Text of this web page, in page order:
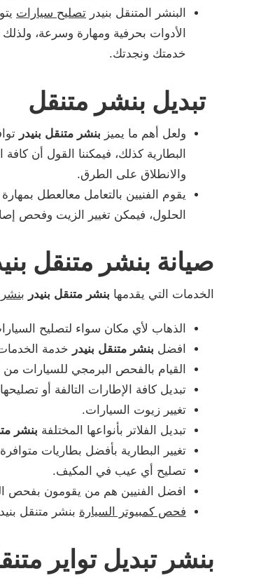
البنشر المتنقل بنيدر تصليح سيارات
الأدوات بحرفية ومهارة وسرعة،
خدمتك ونجدتك.
تبديل بنشر متنقل
ولعل أهم ما يميز بنشر متنقل بنيدر
البطارية كذلك، فيمكننا القول أن
والانطلاق على الطرق.
يقوم الفنيين بالتعامل معالعطل
الحلول، فيمكن تغيير الزيت وفحص
صيانة بنشر متنقل
الخدمات التي يقدمها بنشر متنقل بنيدر
الذهاب لأي مكان سواء لتصليح
افضل بنشر متنقل بنيدر خدمة
القيام بالفحص البرمجي للسيارات
تبديل كافة الإطارات التالفة أو
تغيير زيوت السيارات.
تبديل الفلاتر بأنواعها المختلفة بنشر
تغيير البطارية بأفضل بطاريات
تصليح أي عيب في المكيف.
افضل الفنيين هم من يقومون
فحص كمبيوتر السيارة بنشر متنقل
بنشر تبديل تواير